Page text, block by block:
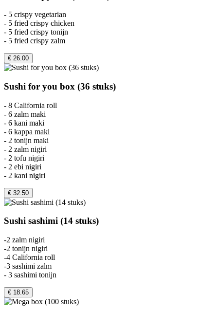
- 5 crispy vegetarian
- 5 fried crispy chicken
- 5 fried crispy tonijn
- 5 fried crispy zalm
€ 26.00
Sushi for you box (36 stuks)
- 8 California roll
- 6 zalm maki
- 6 kani maki
- 6 kappa maki
- 2 tonijn maki
- 2 zalm nigiri
- 2 tofu nigiri
- 2 ebi nigiri
- 2 kani nigiri
€ 32.50
Sushi sashimi (14 stuks)
-2 zalm nigiri
-2 tonijn nigiri
-4 California roll
-3 sashimi zalm
- 3 sashimi tonijn
€ 18.65